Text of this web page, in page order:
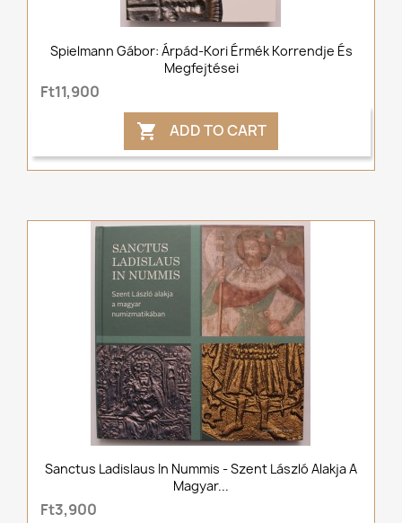
Spielmann Gábor: Árpád-Kori Érmék Korrendje És
Megfejtései
Ft11,900
 ADD TO CART
Sanctus Ladislaus In Nummis - Szent László Alakja A
Magyar...
Ft3,900